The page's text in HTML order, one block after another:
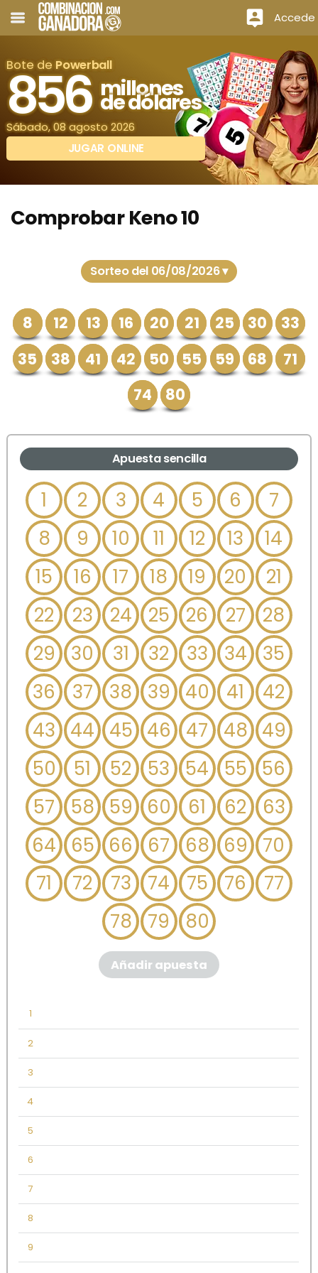
Accede
Bote de Powerball
856 millones
de dólares
Sábado, 08 agosto 2026
JUGAR ONLINE
Comprobar Keno 10
Sorteo del 06/08/2026 ▾
8 12 13 16 20 21 25 30
33
35
38 41 42 50 55 59 68
71
74
80
Apuesta sencilla
1 2 3 4 5 6
7
8
9 10 11 12 13
14
15
16 17 18 19 20
21
22
23 24 25 26 27
28
29
30 31 32 33 34
35
36
37 38 39 40 41
42
43
44 45 46 47 48
49
50
51 52 53 54 55
56
57
58 59 60 61 62
63
64
65 66 67 68 69
70
71
72 73 74 75 76
77
78
79 80
Añadir apuesta
1
2
3
4
5
6
7
8
9